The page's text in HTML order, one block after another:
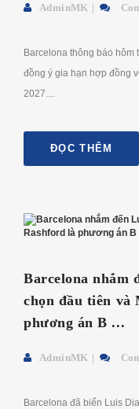
AdminMK
Barcelona thông báo
đồng ý gia hạn hợp đồng
2027....
ĐỌC THÊM
Barcelona nhắm
chọn đầu tiên và
phương án B ...
AdminMK
Barcelona đã biến Luis